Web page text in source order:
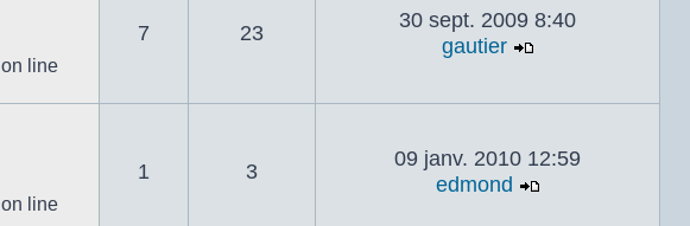
on line
7 23
30 sept. 2009 8:40
gautier
on line
1 3
09 janv. 2010 12:59
edmond